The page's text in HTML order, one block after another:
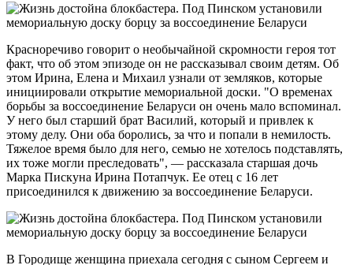
Красноречиво говорит о необычайной скромности героя тот
факт, что об этом эпизоде он не рассказывал своим детям. Об
этом Ирина, Елена и Михаил узнали от земляков, которые
инициировали открытие мемориальной доски. "О временах
борьбы за воссоединение Беларуси он очень мало вспоминал.
У него был старший брат Василий, который и привлек к
этому делу. Они оба боролись, за что и попали в немилость.
Тяжелое время было для него, семью не хотелось подставлять,
их тоже могли преследовать", — рассказала старшая дочь
Марка Пискуна Ирина Потапчук. Ее отец с 16 лет
присоединился к движению за воссоединение Беларуси.
В Городище женщина приехала сегодня с сыном Сергеем и